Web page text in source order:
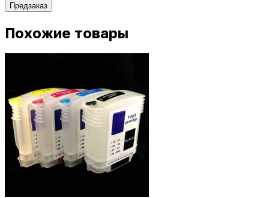
Предзаказ
Похожие товары